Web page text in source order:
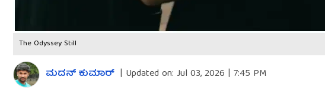
The Odyssey Still
ಮದನ್​ ಕುಮಾರ್​ | Updated on: Jul 03, 2026 | 7:45 PM